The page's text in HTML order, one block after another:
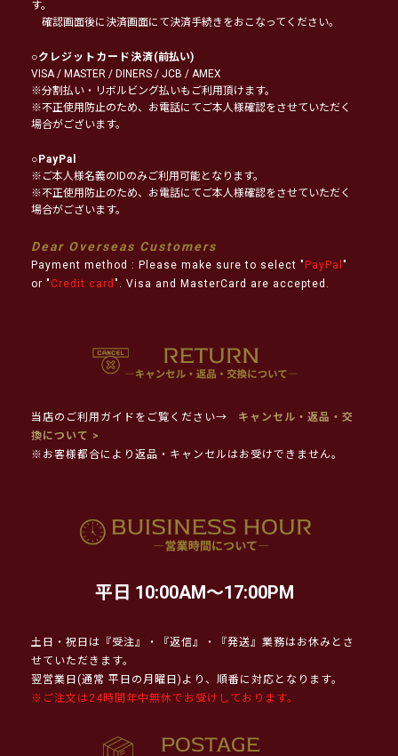
す。
確認画面後に決済画面にて決済手続きをおこなってください。
○クレジットカード決済(前払い)
VISA / MASTER / DINERS / JCB / AMEX
※分割払い・リボルビング払いもご利用頂けます。
※不正使用防止のため、お電話にてご本人様確認をさせていただく
場合がございます。
○PayPal
※ご本人様名義のIDのみご利用可能となります。
※不正使用防止のため、お電話にてご本人様確認をさせていただく
場合がございます。
Dear Overseas Customers
Payment method : Please make sure to select " PayPal "
or " Credit card ". Visa and MasterCard are accepted.
当店のご利用ガイドをご覧ください→
キャンセル・返品・交
換について >
※お客様都合により返品・キャンセルはお受けできません。
平日 10:00AM～17:00PM
土日・祝日は『受注』・『返信』・『発送』業務はお休みとさ
せていただきます。
翌営業日(通常 平日の月曜日)より、順番に対応となります。
※ご注文は24時間年中無休でお受けしております。